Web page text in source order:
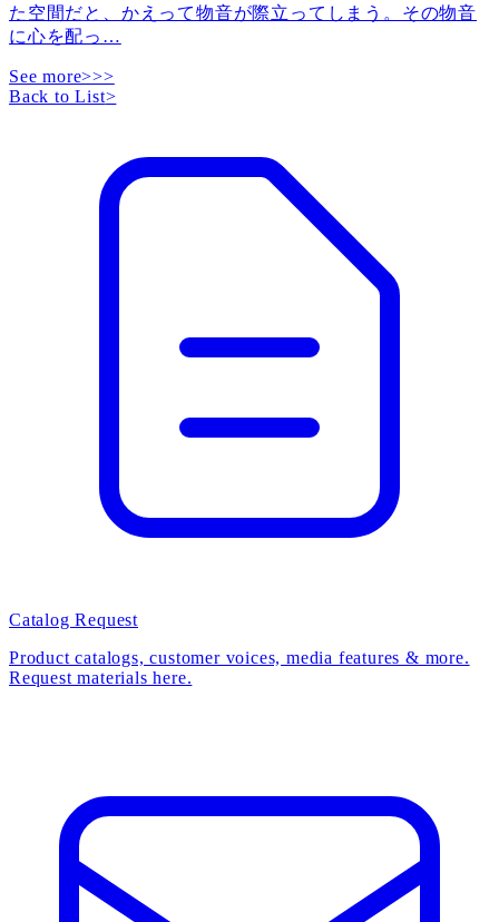
た空間だと、かえって物音が際立ってしまう。その物音
に心を配っ …
See more>>>
Back to List>
Catalog Request
Product catalogs, customer voices, media features & more.
Request materials here.